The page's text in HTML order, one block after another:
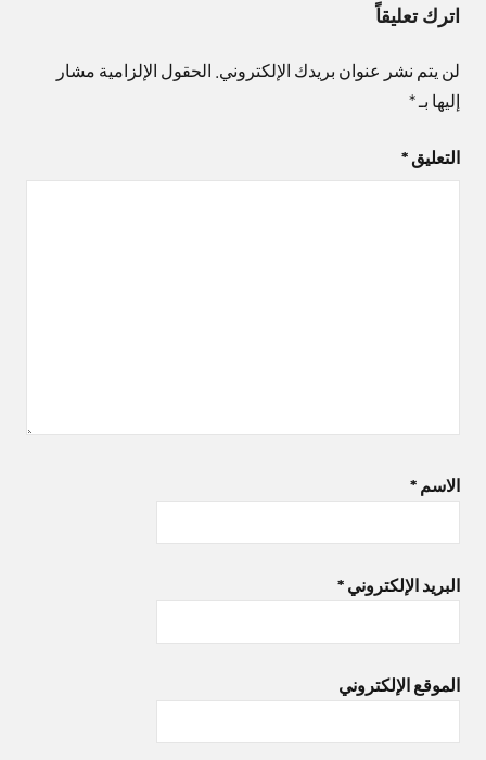
اترك تعليقاً
لن يتم نشر عنوان بريدك الإلكتروني. الحقول الإلزامية مشار
إليها بـ*
التعليق *
الاسم *
البريد الإلكتروني *
الموقع الإلكتروني